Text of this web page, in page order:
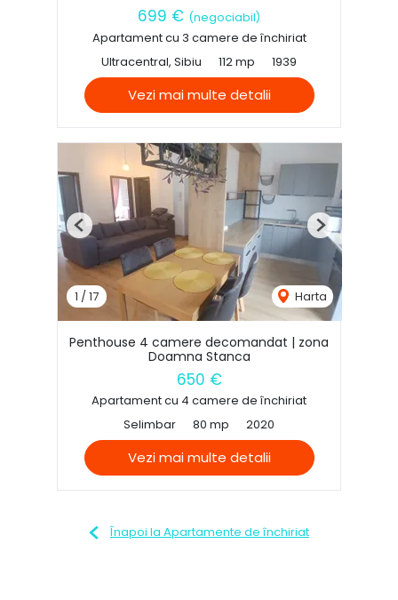
699 € (negociabil)
Apartament cu 3 camere de închiriat
Ultracentral, Sibiu
112 mp 1939
Vezi mai multe detalii
1 /17 Harta
Previous Next
Penthouse 4 camere decomandat | zona
Doamna Stanca
650 €
Apartament cu 4 camere de închiriat
Selimbar
80 mp 2020
Vezi mai multe detalii
Înapoi la Apartamente de închiriat